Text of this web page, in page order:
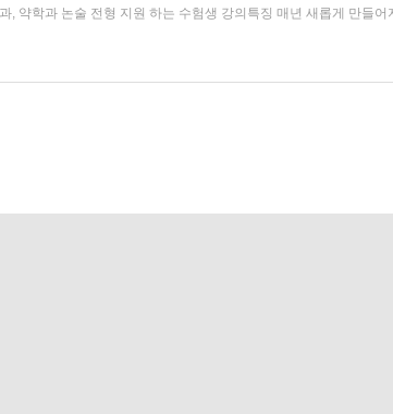
학과 논술 전형 지원 하는 수험생 강의특징 매년 새롭게 만들